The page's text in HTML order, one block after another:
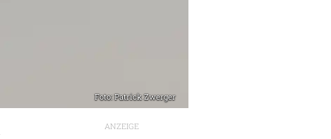
Foto: Patrick Zwerger
ANZEIGE